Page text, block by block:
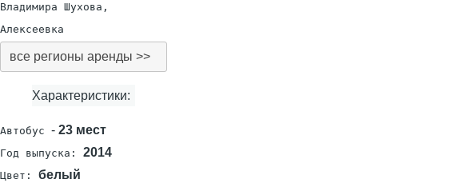
Владимира Шухова,
Алексеевка
все регионы аренды >>
Характеристики:
Автобус - 23 мест
Год выпуска: 2014
Цвет: белый